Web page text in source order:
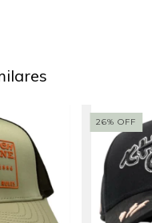
26%OFF